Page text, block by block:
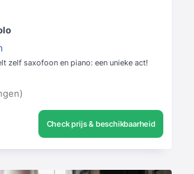
zelf saxofoon en piano: een unieke act!
Check prijs & beschikbaarheid